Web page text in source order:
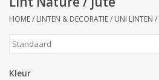
Linten & decoratie
Geschenkartikelen
Inpakmaterialen
HOME/ LINTEN & DECORATIE/ UNI LINTEN /
Kleur